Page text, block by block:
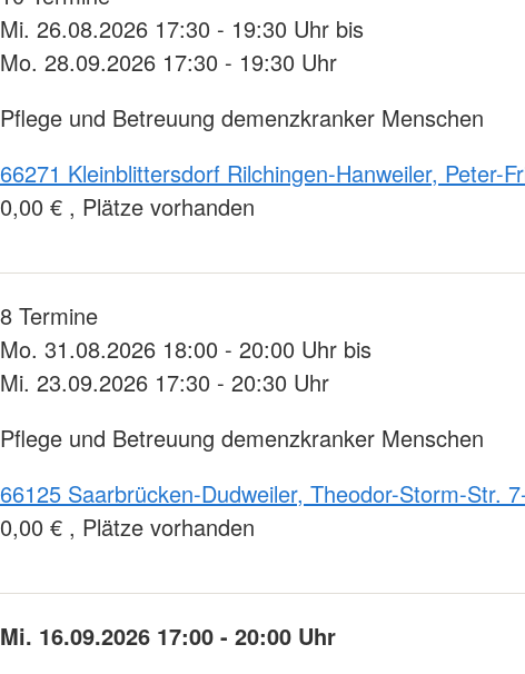
Mi. 26.08.2026 17:30 - 19:30 Uhr bis
Mo. 28.09.2026 17:30 - 19:30 Uhr
Pflege und Betreuung demenzkranker Menschen
66271 Kleinblittersdorf Rilchingen-Hanweiler, Peter-
0,00 € , Plätze vorhanden
8 Termine
Mo. 31.08.2026 18:00 - 20:00 Uhr bis
Mi. 23.09.2026 17:30 - 20:30 Uhr
Pflege und Betreuung demenzkranker Menschen
66125 Saarbrücken-Dudweiler, Theodor-Storm-Str.
0,00 € , Plätze vorhanden
Mi. 16.09.2026 17:00 - 20:00 Uhr